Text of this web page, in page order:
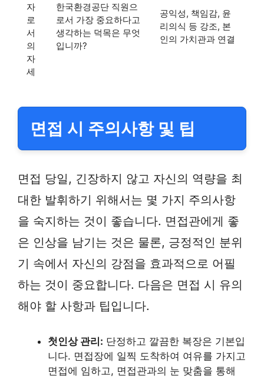
자
로
서
의
자
세
한국환경공단 직원으
로서 가장 중요하다고
생각하는 덕목은 무엇
입니까?
공익성, 책임감, 윤
리의식 등 강조, 본
인의 가치관과 연결
면접 시 주의사항 및 팁
면접 당일, 긴장하지 않고 자신의 역량을 최
대한 발휘하기 위해서는 몇 가지 주의사항
을 숙지하는 것이 좋습니다. 면접관에게 좋
은 인상을 남기는 것은 물론, 긍정적인 분위
기 속에서 자신의 강점을 효과적으로 어필
하는 것이 중요합니다. 다음은 면접 시 유의
해야 할 사항과 팁입니다.
첫인상 관리: 단정하고 깔끔한 복장은 기본입
니다. 면접장에 일찍 도착하여 여유를 가지고
면접에 임하고, 면접관과의 눈 맞춤을 통해